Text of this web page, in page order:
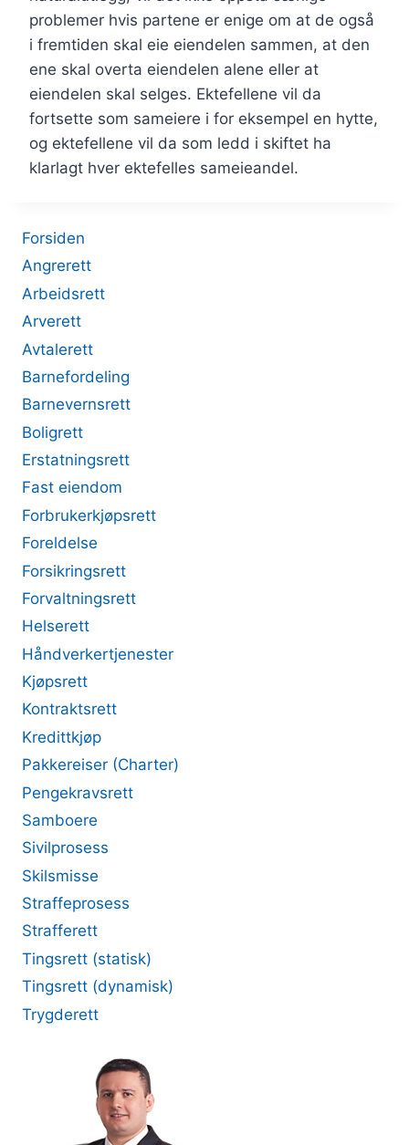
problemer hvis partene er enige om at de også
i fremtiden skal eie eiendelen sammen, at den
ene skal overta eiendelen alene eller at
eiendelen skal selges. Ektefellene vil da
fortsette som sameiere i for eksempel en hytte,
og ektefellene vil da som ledd i skiftet ha
klarlagt hver ektefelles sameieandel.
Forsiden
Angrerett
Arbeidsrett
Arverett
Avtalerett
Barnefordeling
Barnevernsrett
Boligrett
Erstatningsrett
Fast eiendom
Forbrukerkjøpsrett
Foreldelse
Forsikringsrett
Forvaltningsrett
Helserett
Håndverkertjenester
Kjøpsrett
Kontraktsrett
Kredittkjøp
Pakkereiser (Charter)
Pengekravsrett
Samboere
Sivilprosess
Skilsmisse
Straffeprosess
Strafferett
Tingsrett (statisk)
Tingsrett (dynamisk)
Trygderett